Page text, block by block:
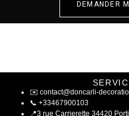
DEMANDER
✉️ contact@doncarli-
📞 +33467900103
📍3 rue Carrierette 34420